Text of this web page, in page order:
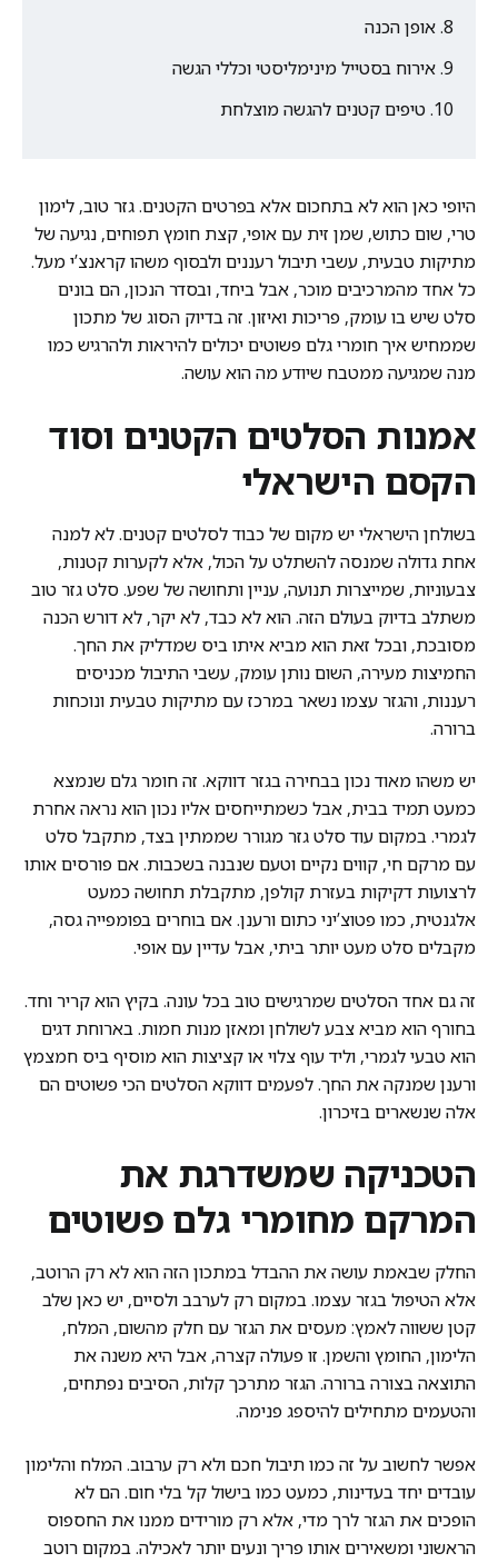
אופן הכנה
אירוח בסטייל מינימליסטי וכללי הגשה
טיפים קטנים להגשה מוצלחת
היופי כאן הוא לא בתחכום אלא בפרטים הקטנים. גזר טוב, לימון
טרי, שום כתוש, שמן זית עם אופי, קצת חומץ תפוחים, נגיעה של
מתיקות טבעית, עשבי תיבול רעננים ולבסוף משהו קראנצ’י מעל.
כל אחד מהמרכיבים מוכר, אבל ביחד, ובסדר הנכון, הם בונים
סלט שיש בו עומק, פריכות ואיזון. זה בדיוק הסוג של מתכון
שממחיש איך חומרי גלם פשוטים יכולים להיראות ולהרגיש כמו
מנה שמגיעה ממטבח שיודע מה הוא עושה.
אמנות הסלטים הקטנים וסוד
הקסם הישראלי
בשולחן הישראלי יש מקום של כבוד לסלטים קטנים. לא למנה
אחת גדולה שמנסה להשתלט על הכול, אלא לקערות קטנות,
צבעוניות, שמייצרות תנועה, עניין ותחושה של שפע. סלט גזר טוב
משתלב בדיוק בעולם הזה. הוא לא כבד, לא יקר, לא דורש הכנה
מסובכת, ובכל זאת הוא מביא איתו ביס שמדליק את החך.
החמיצות מעירה, השום נותן עומק, עשבי התיבול מכניסים
רעננות, והגזר עצמו נשאר במרכז עם מתיקות טבעית ונוכחות
ברורה.
יש משהו מאוד נכון בבחירה בגזר דווקא. זה חומר גלם שנמצא
כמעט תמיד בבית, אבל כשמתייחסים אליו נכון הוא נראה אחרת
לגמרי. במקום עוד סלט גזר מגורר שממתין בצד, מתקבל סלט
עם מרקם חי, קווים נקיים וטעם שנבנה בשכבות. אם פורסים אותו
לרצועות דקיקות בעזרת קולפן, מתקבלת תחושה כמעט
אלגנטית, כמו פטוצ’יני כתום ורענן. אם בוחרים בפומפייה גסה,
מקבלים סלט מעט יותר ביתי, אבל עדיין עם אופי.
זה גם אחד הסלטים שמרגישים טוב בכל עונה. בקיץ הוא קריר וחד.
בחורף הוא מביא צבע לשולחן ומאזן מנות חמות. בארוחת דגים
הוא טבעי לגמרי, וליד עוף צלוי או קציצות הוא מוסיף ביס חמצמץ
ורענן שמנקה את החך. לפעמים דווקא הסלטים הכי פשוטים הם
אלה שנשארים בזיכרון.
הטכניקה שמשדרגת את
המרקם מחומרי גלם פשוטים
החלק שבאמת עושה את ההבדל במתכון הזה הוא לא רק הרוטב,
אלא הטיפול בגזר עצמו. במקום רק לערבב ולסיים, יש כאן שלב
קטן ששווה לאמץ: מעסים את הגזר עם חלק מהשום, המלח,
הלימון, החומץ והשמן. זו פעולה קצרה, אבל היא משנה את
התוצאה בצורה ברורה. הגזר מתרכך קלות, הסיבים נפתחים,
והטעמים מתחילים להיספג פנימה.
אפשר לחשוב על זה כמו תיבול חכם ולא רק ערבוב. המלח והלימון
עובדים יחד בעדינות, כמעט כמו בישול קל בלי חום. הם לא
הופכים את הגזר לרך מדי, אלא רק מורידים ממנו את החספוס
הראשוני ומשאירים אותו פריך ונעים יותר לאכילה. במקום רוטב